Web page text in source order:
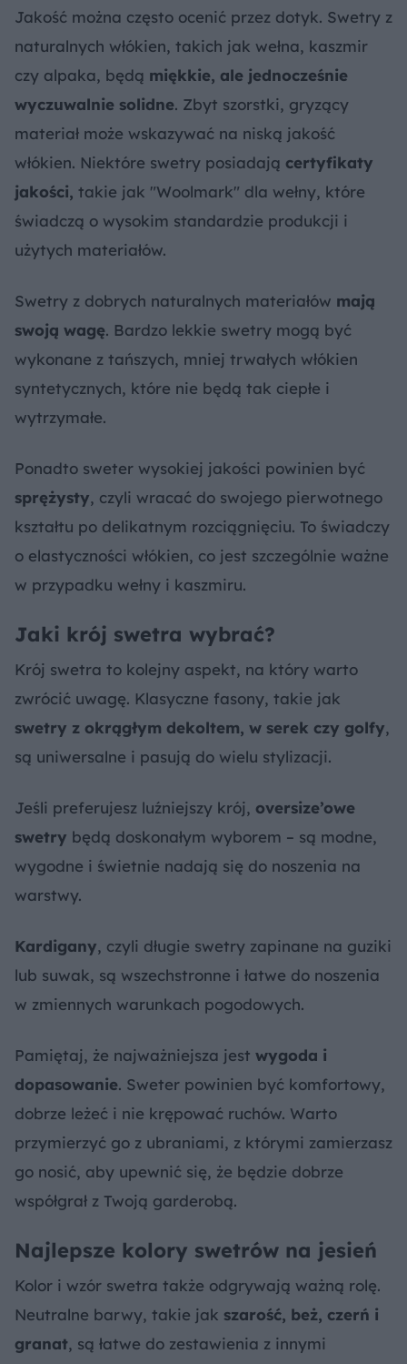
Jakość można często ocenić przez dotyk. Swetry z
naturalnych włókien, takich jak wełna, kaszmir
czy alpaka, będą miękkie, ale jednocześnie
wyczuwalnie solidne. Zbyt szorstki, gryzący
materiał może wskazywać na niską jakość
włókien. Niektóre swetry posiadają certyfikaty
jakości, takie jak "Woolmark" dla wełny, które
świadczą o wysokim standardzie produkcji i
użytych materiałów.
Swetry z dobrych naturalnych materiałów mają
swoją wagę. Bardzo lekkie swetry mogą być
wykonane z tańszych, mniej trwałych włókien
syntetycznych, które nie będą tak ciepłe i
wytrzymałe.
Ponadto sweter wysokiej jakości powinien być
sprężysty, czyli wracać do swojego pierwotnego
kształtu po delikatnym rozciągnięciu. To świadczy
o elastyczności włókien, co jest szczególnie ważne
w przypadku wełny i kaszmiru.
Jaki krój swetra wybrać?
Krój swetra to kolejny aspekt, na który warto
zwrócić uwagę. Klasyczne fasony, takie jak
swetry z okrągłym dekoltem, w serek czy golfy,
są uniwersalne i pasują do wielu stylizacji.
Jeśli preferujesz luźniejszy krój, oversize’owe
swetry będą doskonałym wyborem – są modne,
wygodne i świetnie nadają się do noszenia na
warstwy.
Kardigany, czyli długie swetry zapinane na guziki
lub suwak, są wszechstronne i łatwe do noszenia
w zmiennych warunkach pogodowych.
Pamiętaj, że najważniejsza jest wygoda i
dopasowanie. Sweter powinien być komfortowy,
dobrze leżeć i nie krępować ruchów. Warto
przymierzyć go z ubraniami, z którymi zamierzasz
go nosić, aby upewnić się, że będzie dobrze
współgrał z Twoją garderobą.
Najlepsze kolory swetrów na jesień
Kolor i wzór swetra także odgrywają ważną rolę.
Neutralne barwy, takie jak szarość, beż, czerń i
granat, są łatwe do zestawienia z innymi